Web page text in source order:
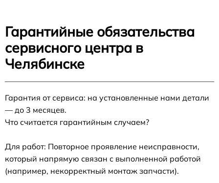
Гарантийные обязательства
сервисного центра в
Челябинске
Гарантия от сервиса: на установленные нами детали
— до 3 месяцев.
Что считается гарантийным случаем?
Для работ: Повторное проявление неисправности,
который напрямую связан с выполненной работой
(например, некорректный монтаж запчасти).